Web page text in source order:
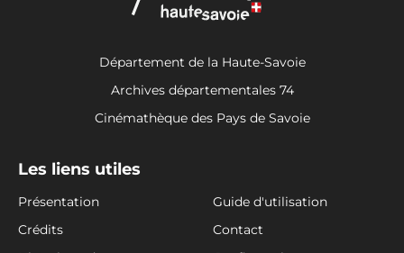
Département de la Haute-Savoie
Archives départementales 74
Cinémathèque des Pays de Savoie
Les liens utiles
Présentation
Crédits
Guide d'utilisation
Contact